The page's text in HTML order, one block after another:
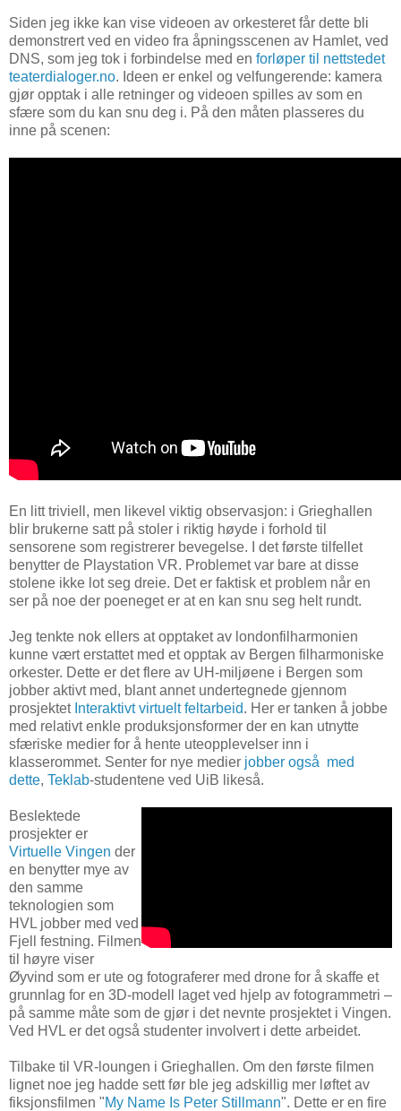
Siden jeg ikke kan vise videoen av orkesteret får dette bli
demonstrert ved en video fra åpningsscenen av Hamlet, ved
DNS, som jeg tok i forbindelse med en forløper til nettstedet
teaterdialoger.no. Ideen er enkel og velfungerende: kamera
gjør opptak i alle retninger og videoen spilles av som en
sfære som du kan snu deg i. På den måten plasseres du
inne på scenen:
En litt triviell, men likevel viktig observasjon: i Grieghallen
blir brukerne satt på stoler i riktig høyde i forhold til
sensorene som registrerer bevegelse. I det første tilfellet
benytter de Playstation VR. Problemet var bare at disse
stolene ikke lot seg dreie. Det er faktisk et problem når en
ser på noe der poeneget er at en kan snu seg helt rundt.
Jeg tenkte nok ellers at opptaket av londonfilharmonien
kunne vært erstattet med et opptak av Bergen filharmoniske
orkester. Dette er det flere av UH-miljøene i Bergen som
jobber aktivt med, blant annet undertegnede gjennom
prosjektet Interaktivt virtuelt feltarbeid. Her er tanken å jobbe
med relativt enkle produksjonsformer der en kan utnytte
sfæriske medier for å hente uteopplevelser inn i
klasserommet. Senter for nye medier jobber også med
dette, Teklab-studentene ved UiB likeså.
Beslektede
prosjekter er
Virtuelle Vingen der
en benytter mye av
den samme
teknologien som
HVL jobber med ved
Fjell festning. Filmen
til høyre viser
Øyvind som er ute og fotograferer med drone for å skaffe et
grunnlag for en 3D-modell laget ved hjelp av fotogrammetri –
på samme måte som de gjør i det nevnte prosjektet i Vingen.
Ved HVL er det også studenter involvert i dette arbeidet.
Tilbake til VR-loungen i Grieghallen. Om den første filmen
lignet noe jeg hadde sett før ble jeg adskillig mer løftet av
fiksjonsfilmen "My Name Is Peter Stillmann". Dette er en fire